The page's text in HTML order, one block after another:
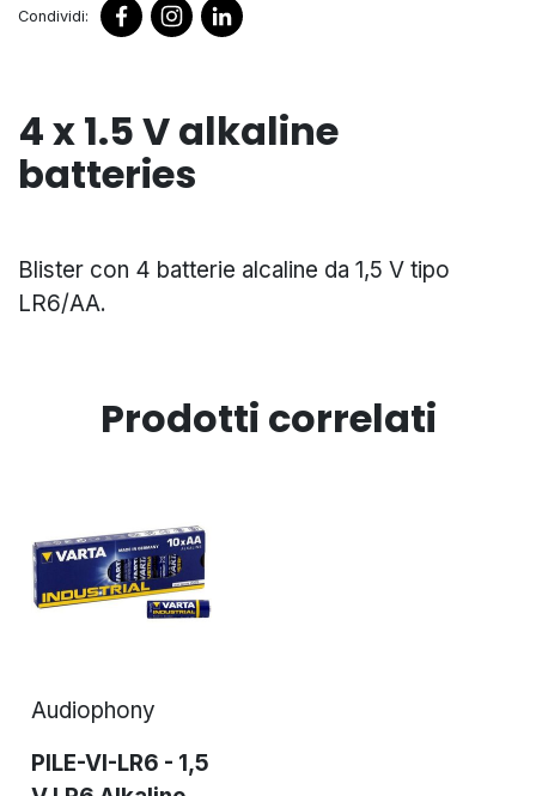
Condividi:
4 x 1.5 V alkaline
batteries
Blister con 4 batterie alcaline da 1,5 V tipo
LR6/AA.
Prodotti correlati
Audiophony
PILE-VI-LR6 - 1,5